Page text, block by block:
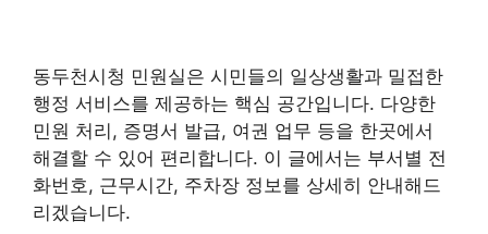
동두천시청 민원실은 시민들의 일상생활과 밀접한
행정 서비스를 제공하는 핵심 공간입니다. 다양한
민원 처리, 증명서 발급, 여권 업무 등을 한곳에서
해결할 수 있어 편리합니다. 이 글에서는 부서별 전
화번호, 근무시간, 주차장 정보를 상세히 안내해드
리겠습니다.